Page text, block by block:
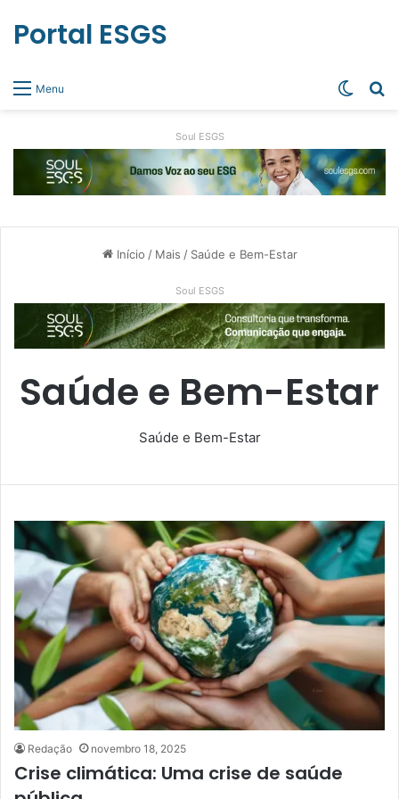
Menu
Portal ESGS
Soul ESGS
Início / Mais / Saúde e Bem-Estar
Soul ESGS
Saúde e Bem-Estar
Saúde e Bem-Estar
Redação novembro 18, 2025
Crise climática: Uma crise de saúde